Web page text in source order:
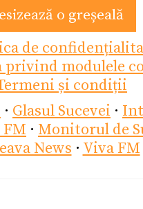
o greșeală
de
privind modulele
și condiții
· Glasul Sucevei ·
· Monitorul de
News · Viva FM